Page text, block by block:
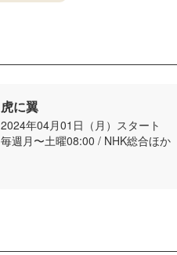
虎に翼
2024年04月01日（月）スタート
毎週月〜土曜08:00 / NHK総合ほか